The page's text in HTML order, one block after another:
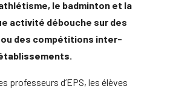
le badminton et la
activité débouche sur des
des compétitions inter-
professeurs d’EPS, les élèves